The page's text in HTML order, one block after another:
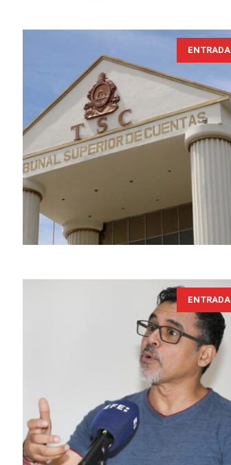
ENTRADA
ENTRADA